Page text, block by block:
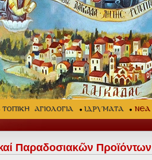
ΤΟΠΙΚΗ ΑΓΙΟΛΟΓΙΑ ΙΔΡΥΜΑΤΑ ΝΕΑ
Παραδοσιακῶν Προϊόντων